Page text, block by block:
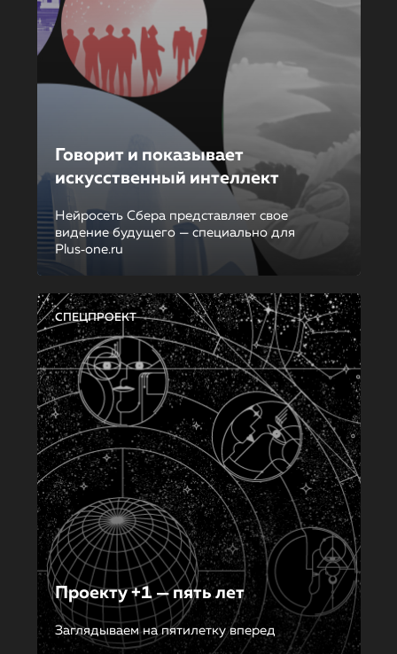
Говорит и показывает
искусственный интеллект
Нейросеть Сбера представляет свое
видение будущего — специально для
Plus‑one.ru
СПЕЦПРОЕКТ
Проекту +1 — пять лет
Заглядываем на пятилетку вперед